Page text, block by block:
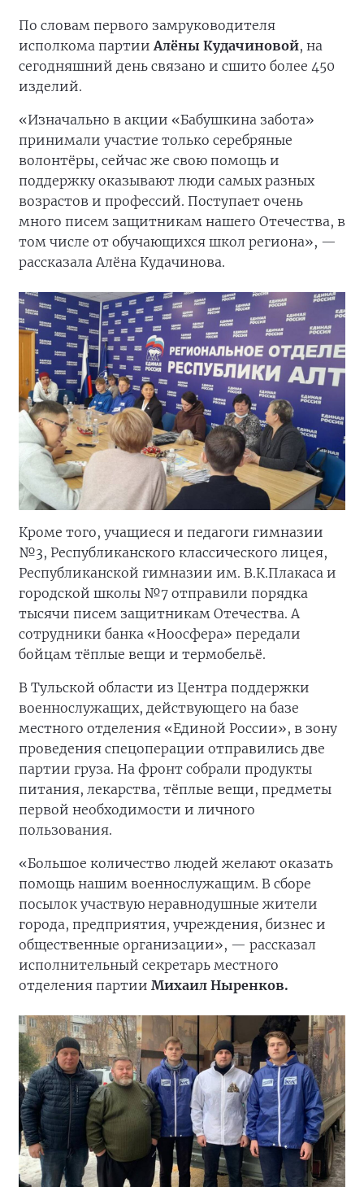
По словам первого замруководителя
исполкома партииАлёны Кудачиновой, на
сегодняшний день связано и сшито более 450
изделий.
«Изначально в акции «Бабушкина забота»
принимали участие только серебряные
волонтёры, сейчас же свою помощь и
поддержку оказывают люди самых разных
возрастов и профессий. Поступает очень
много писем защитникам нашего Отечества, в
том числе от обучающихся школ региона», —
рассказала Алёна Кудачинова.
Кроме того, учащиеся и педагоги гимназии
№3, Республиканского классического лицея,
Республиканской гимназии им. В.К.Плакаса и
городской школы №7 отправили порядка
тысячи писем защитникам Отечества. А
сотрудники банка «Ноосфера» передали
бойцам тёплые вещи и термобельё.
В Тульской области из Центра поддержки
военнослужащих, действующего на базе
местного отделения «Единой России», в зону
проведения спецоперации отправились две
партии груза. На фронт собрали продукты
питания, лекарства, тёплые вещи, предметы
первой необходимости и личного
пользования.
«Большое количество людей желают оказать
помощь нашим военнослужащим. В сборе
посылок участвую неравнодушные жители
города, предприятия, учреждения, бизнес и
общественные организации», — рассказал
исполнительный секретарь местного
отделения партии Михаил Ныренков.